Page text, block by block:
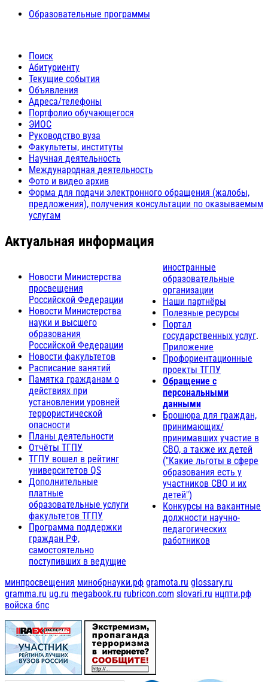
Образовательные программы
Поиск
Абитуриенту
Текущие события
Объявления
Адреса/телефоны
Портфолио обучающегося
ЭИОС
Руководство вуза
Факультеты, институты
Научная деятельность
Международная деятельность
Фото и видео архив
Форма для подачи электронного обращения (жалобы,
предложения), получения консультации по оказываемым
услугам
Актуальная информация
Новости Министерства
просвещения
Российской Федерации
Новости Министерства
науки и высшего
образования
Российской Федерации
Новости факультетов
Расписание занятий
Памятка гражданам о
действиях при
установлении уровней
террористической
опасности
Планы деятельности
Отчёты ТГПУ
ТГПУ вошел в рейтинг
университетов QS
Дополнительные
платные
образовательные услуги
факультетов ТГПУ
Программа поддержки
граждан РФ,
самостоятельно
поступивших в ведущие
иностранные
образовательные
организации
Наши партнёры
Полезные ресурсы
Портал
государственных услуг.
Приложение
Профориентационные
проекты ТГПУ
Обращение с
персональными
данными
Брошюра для граждан,
принимающих/
принимавших участие в
СВО, а также их детей
("Какие льготы в сфере
образования есть у
участников СВО и их
детей")
Конкурсы на вакантные
должности научно-
педагогических
работников
минпросвещения минобрнауки.рф gramota.ru glossary.ru
gramma.ru ug.ru megabook.ru rubricon.com slovari.ru нцпти.рф
войска бпс